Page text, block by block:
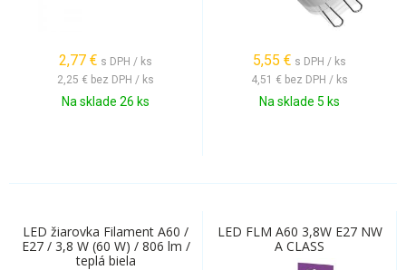
2,77 € s DPH / ks
2,25 € bez DPH / ks
Na sklade 26 ks
5,55 € s DPH / ks
4,51 € bez DPH / ks
Na sklade 5 ks
LED žiarovka Filament A60 /
E27 / 3,8 W (60 W) / 806 lm /
teplá biela
LED FLM A60 3,8W E27 NW
A CLASS